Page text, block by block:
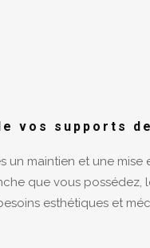
vos supports
maintien et une mise
que vous possédez,
esthétiques et